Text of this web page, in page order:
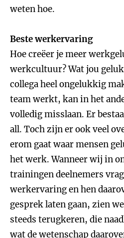
weten hoe.
Beste werkervaring
Hoe creëer je meer
werkcultuur? Wat jou
collega heel ongelukkig
team werkt, kan in het
volledig misslaan. Er
all. Toch zijn er ook veel
erom gaat waar mensen
het werk. Wanneer wij in
trainingen deelnemers
werkervaring en hen
gesprek laten gaan, zien
steeds terugkeren, die
wat de wetenschap